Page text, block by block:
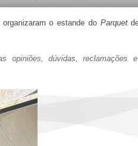
o estande do Parquet
opiniões, dúvidas, reclamações e